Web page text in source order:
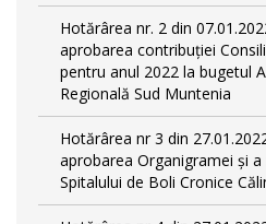
Hotărârea nr. 2 din
aprobarea contribuției
pentru anul 2022 la bugetul
Regională Sud Muntenia
Hotărârea nr 3 din
aprobarea Organigramei și
Spitalului de Boli Cronice